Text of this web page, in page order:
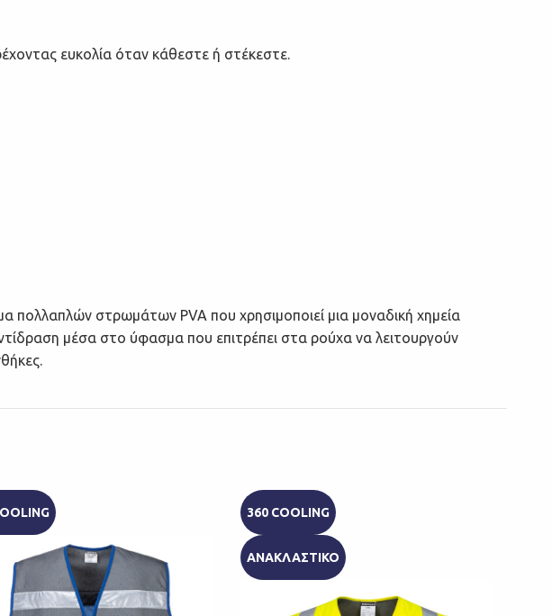
ευκολία όταν κάθεστε ή στέκεστε.
πολλαπλών στρωμάτων PVA που χρησιμοποιεί μια μοναδική χημεία
μέσα στο ύφασμα που επιτρέπει στα ρούχα να λειτουργούν
360 COOLING
ΑΝΑΚΛΑΣΤΙΚΟ